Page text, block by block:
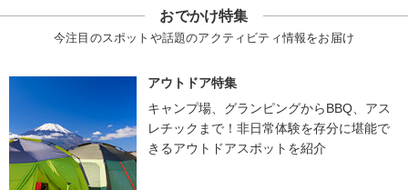
おでかけ特集
今注目のスポットや話題のアクティビティ情報をお届け
アウトドア特集
キャンプ場、グランピングからBBQ、アス
レチックまで！非日常体験を存分に堪能で
きるアウトドアスポットを紹介